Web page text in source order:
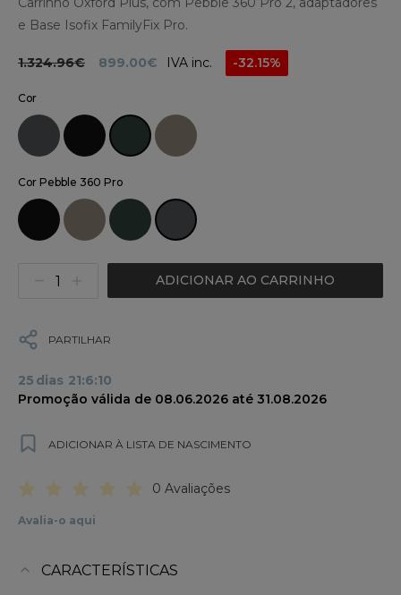
e Base Isofix FamilyFix Pro.
1.324.96€ 899.00€ IVA inc. -32.15%
Cor
Cor Pebble 360 Pro
ADICIONAR AO CARRINHO
PARTILHAR
25 dias 21:6:10
Promoção válida de 08.06.2026 até 31.08.2026
ADICIONAR À LISTA DE NASCIMENTO
0 Avaliações
Avalia-o aqui
CARACTERÍSTICAS